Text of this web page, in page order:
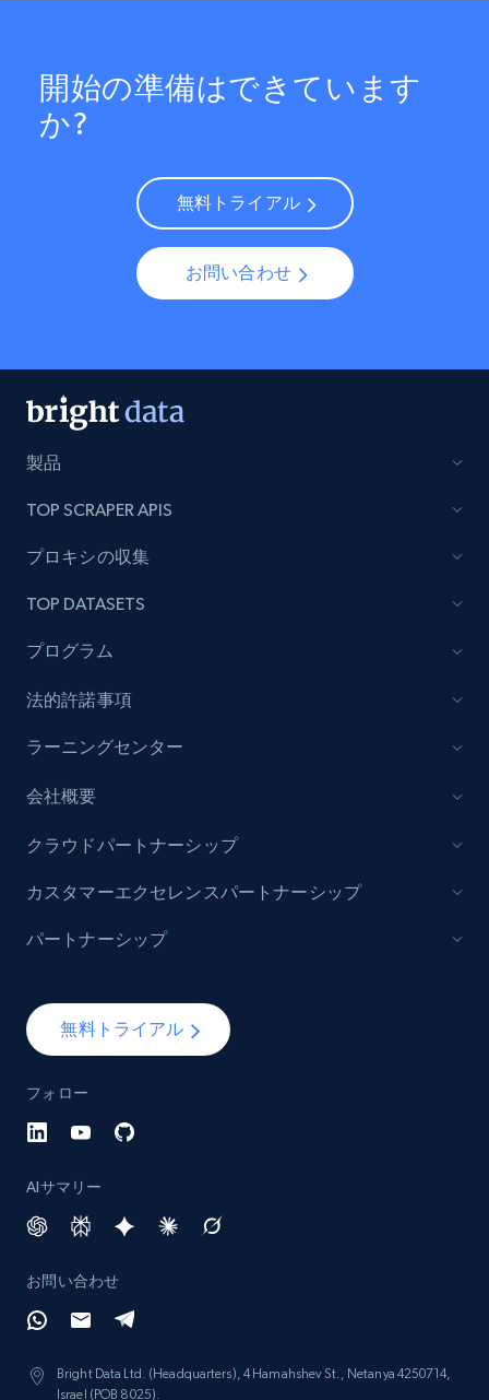
開始の準備はできています
か?
無料トライアル
お問い合わせ
製品
TOP SCRAPER APIS
プロキシの収集
TOP DATASETS
プログラム
法的許諾事項
ラーニングセンター
会社概要
無料トライアル
フォロー
AIサマリー
お問い合わせ
Bright Data Ltd. (Headquarters), 4 Hamahshev St., Netanya 4250714,
Israel (POB 8025).
クラウドパートナーシップ
カスタマーエクセレンスパートナーシップ
パートナーシップ